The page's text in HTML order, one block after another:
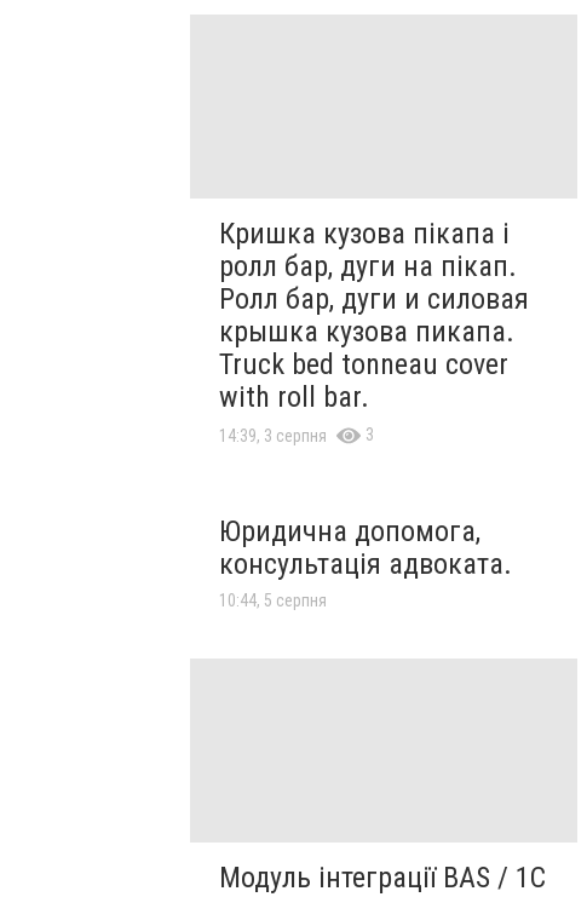
Кришка кузова пікапа і
ролл бар, дуги на пікап.
Ролл бар, дуги и силовая
крышка кузова пикапа.
Truck bed tonneau cover
with roll bar.
14:39, 3 серпня 3
Юридична допомога,
консультація адвоката.
10:44, 5 серпня
Модуль інтеграції BAS / 1C